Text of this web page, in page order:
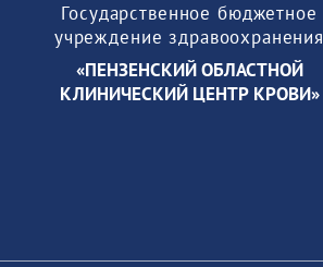
Государственное бюджетное
учреждение здравоохранения
«ПЕНЗЕНСКИЙ ОБЛАСТНОЙ
КЛИНИЧЕСКИЙ ЦЕНТР КРОВИ»